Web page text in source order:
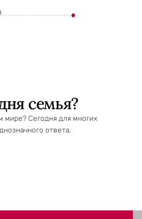
семья?
мире? Сегодня для многих
ответа.